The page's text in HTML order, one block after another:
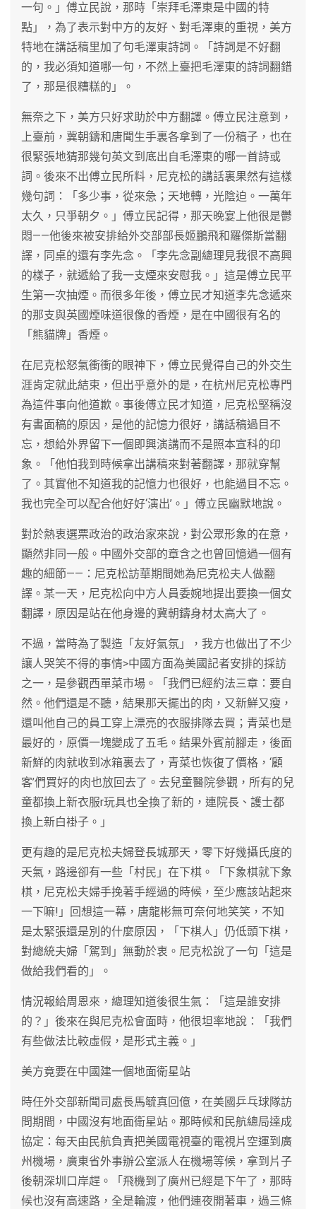
一句。」傅立民說，那時「崇拜毛澤東是中國的特
點」，為了表示對中方的友好、對毛澤東的重視，美方
特地在講話稿里加了句毛澤東詩詞。「詩詞是不好翻
的，我必須知道哪一句，不然上臺把毛澤東的詩詞翻錯
了，那是很糟糕的」。
無奈之下，美方只好求助於中方翻譯。傅立民注意到，
上臺前，冀朝鑄和唐聞生手裏各拿到了一份稿子，也在
很緊張地猜那幾句英文到底出自毛澤東的哪一首詩或
詞。後來不出傅立民所料，尼克松的講話裏果然有這樣
幾句詞：「多少事，從來急；天地轉，光陰迫。一萬年
太久，只爭朝夕。」傅立民記得，那天晚宴上他很是鬱
悶——他後來被安排給外交部部長姬鵬飛和羅傑斯當翻
譯，同桌的還有李先念。「李先念副總理見我很不高興
的樣子，就遞給了我一支煙來安慰我。」這是傅立民平
生第一次抽煙。而很多年後，傅立民才知道李先念遞來
的那支與英國煙味道很像的香煙，是在中國很有名的
「熊貓牌」香煙。
在尼克松怒氣衝衝的眼神下，傅立民覺得自己的外交生
涯肯定就此結束，但出乎意外的是，在杭州尼克松專門
為這件事向他道歉。事後傅立民才知道，尼克松堅稱沒
有書面稿的原因，是他的記憶力很好，講話稿過目不
忘，想給外界留下一個即興演講而不是照本宣科的印
象。「他怕我到時候拿出講稿來對著翻譯，那就穿幫
了。其實他不知道我的記憶力也很好，也能過目不忘。
我也完全可以配合他好好‘演出’。」傅立民幽默地說。
對於熱衷選票政治的政治家來說，對公眾形象的在意，
顯然非同一般。中國外交部的章含之也曾回憶過一個有
趣的細節——：尼克松訪華期間她為尼克松夫人做翻
譯。某一天，尼克松向中方人員委婉地提出要換一個女
翻譯，原因是站在他身邊的冀朝鑄身材太高大了。
不過，當時為了製造「友好氣氛」，我方也做出了不少
讓人哭笑不得的事情>中國方面為美國記者安排的採訪
之一，是參觀西單菜市場。「我們已經約法三章：要自
然。他們還是不聽，結果那天擺出的肉，又新鮮又瘦，
還叫他自己的員工穿上漂亮的衣服排隊去買；青菜也是
最好的，原價一塊變成了五毛。結果外賓前腳走，後面
新鮮的肉就收到冰箱裏去了，青菜也恢復了價格，‘顧
客’們買好的肉也放回去了。去兒童醫院參觀，所有的兒
童都換上新衣服r玩具也全換了新的，連院長、護士都
換上新白褂子。」
更有趣的是尼克松夫婦登長城那天，零下好幾攝氏度的
天氣，路邊卻有一些「村民」在下棋。「下象棋就下象
棋，尼克松夫婦手挽著手經過的時候，至少應該站起來
一下嘛!」回想這一幕，唐龍彬無可奈何地笑笑，不知
是太緊張還是別的什麼原因，「下棋人」仍低頭下棋，
對總統夫婦「駕到」無動於衷。尼克松說了一句「這是
做給我們看的」。
情況報給周恩來，總理知道後很生氣：「這是誰安排
的？」後來在與尼克松會面時，他很坦率地說：「我們
有些做法比較虛假，是形式主義。」
美方竟要在中國建一個地面衛星站
時任外交部新聞司處長馬毓真回億，在美國乒乓球隊訪
問期間，中國沒有地面衛星站。那時候和民航總局達成
協定：每天由民航負責把美國電視臺的電視片空運到廣
州機場，廣東省外事辦公室派人在機場等候，拿到片子
後朝深圳口岸趕。「飛機到了廣州已經是下午了，那時
候也沒有高速路，全是輪渡，他們連夜開著車，過三條